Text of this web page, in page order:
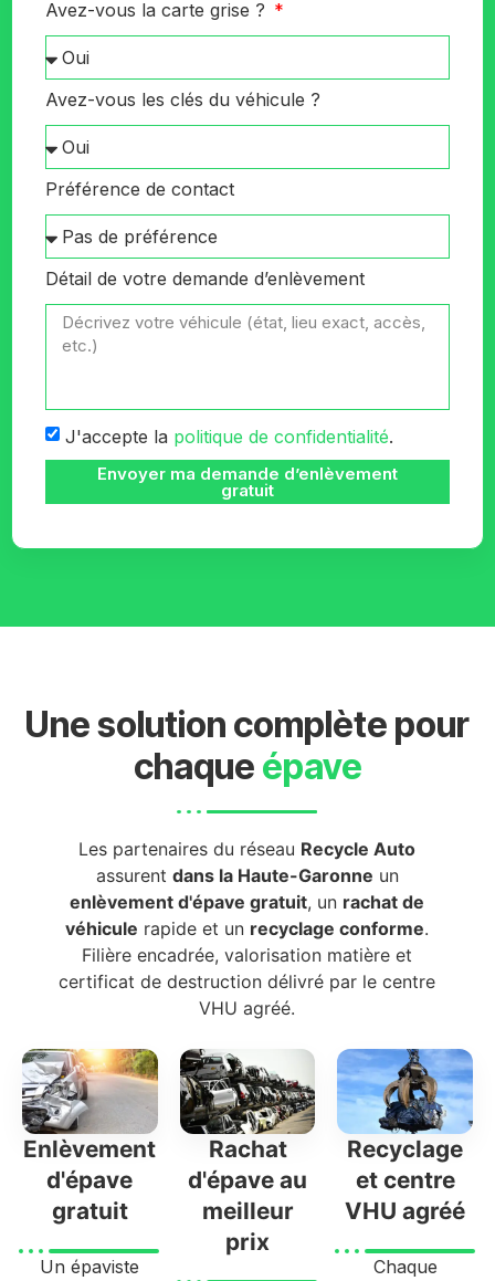
Avez-vous la carte grise ?
Avez-vous les clés du véhicule ?
Préférence de contact
Détail de votre demande d’enlèvement
J'accepte la politique de confidentialité.
Envoyer ma demande d’enlèvement
gratuit
Une solution complète pour
chaque épave
Les partenaires du réseau Recycle Auto
assurent dans la Haute-Garonne un
enlèvement d'épave gratuit, un rachat de
véhicule rapide et un recyclage conforme.
Filière encadrée, valorisation matière et
certificat de destruction délivré par le centre
VHU agréé.
Enlèvement
d'épave
gratuit
Un épaviste
Rachat
d'épave au
meilleur
prix
Recyclage
et centre
VHU agréé
Chaque